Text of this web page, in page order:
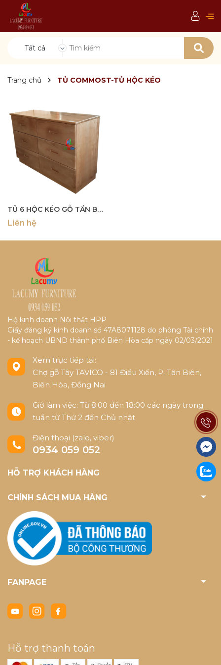
Tất cả
Trang chủ TỦ COMMOST-TỦ HỘC KÉO
TỦ 6 HỘC KÉO GỖ TẦN BÌ (SỒI NGA) - TCM01
Liên hệ
Hộ kinh doanh Nội thất HPP
Giấy đăng ký kinh doanh số 47A8071128 do phòng Tài chính
- kế hoạch UBND thành phố Biên Hòa cấp ngày 02/03/2021
Xem trực tiếp tại:
Chợ gỗ Tây TAVICO - 81 Điểu Xiển, P. Tân Biên,
Biên Hòa, Đồng Nai
Giờ làm việc: Từ 8:00 đến 18:00 các ngày trong
tuần từ Thứ 2 đến Chủ nhật
Điện thoại (zalo, viber)
0934 059 052
HỖ TRỢ KHÁCH HÀNG
CHÍNH SÁCH MUA HÀNG
FANPAGE
Hỗ trợ thanh toán